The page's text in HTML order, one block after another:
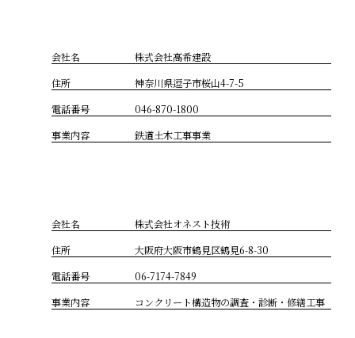
会社名
株式会社高希建設
住所
神奈川県逗子市桜山4-7-5
電話番号
046-870-1800
事業内容
鉄道土木工事事業
会社名
株式会社オネスト技術
住所
大阪府大阪市鶴見区鶴見6-8-30
電話番号
06-7174-7849
事業内容
コンクリート構造物の調査・診断・修繕工事